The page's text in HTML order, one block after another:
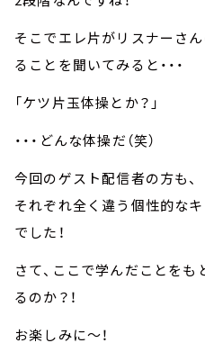
そこでエレ片がリスナーさ
ることを聞いてみると・・・
「ケツ片玉体操とか？」
・・・どんな体操だ（笑）
今回のゲスト配信者の方も、
それぞれ全く違う個性的な
でした！
さて、ここで学んだことを
るのか？！
お楽しみに～！